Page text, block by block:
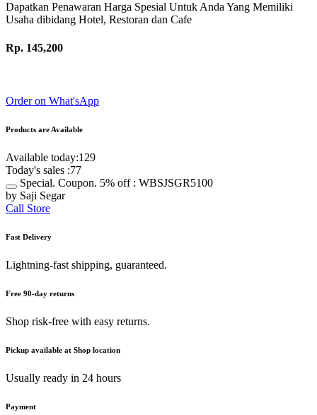
Dapatkan Penawaran Harga Spesial Untuk Anda Yang Memiliki
Usaha dibidang Hotel, Restoran dan Cafe
Rp. 145,200
Order on What'sApp
Products are Available
Available today:129
Today's sales :77
Special. Coupon. 5% off : WBSJSGR5100
by Saji Segar
Call Store
Fast Delivery
Lightning-fast shipping, guaranteed.
Free 90-day returns
Shop risk-free with easy returns.
Pickup available at Shop location
Usually ready in 24 hours
Payment